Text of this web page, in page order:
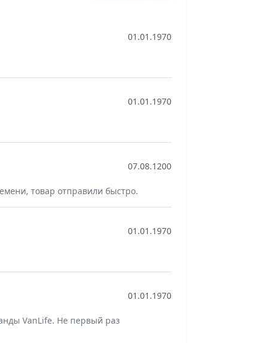
01.01.1970
01.01.1970
07.08.1200
товар отправили быстро.
01.01.1970
01.01.1970
VanLife. Не первый раз